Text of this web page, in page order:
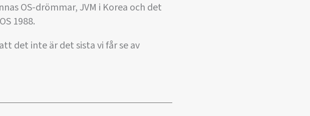
OS-drömmar, JVM i Korea och det
1988.
det inte är det sista vi får se av